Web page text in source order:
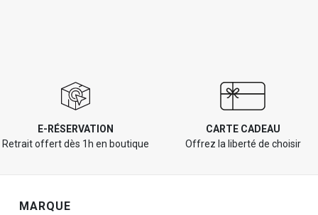
E-RÉSERVATION
Retrait offert dès 1h en boutique
CARTE CADEAU
Offrez la liberté de choisir
Navigation de pied de page
MARQUE